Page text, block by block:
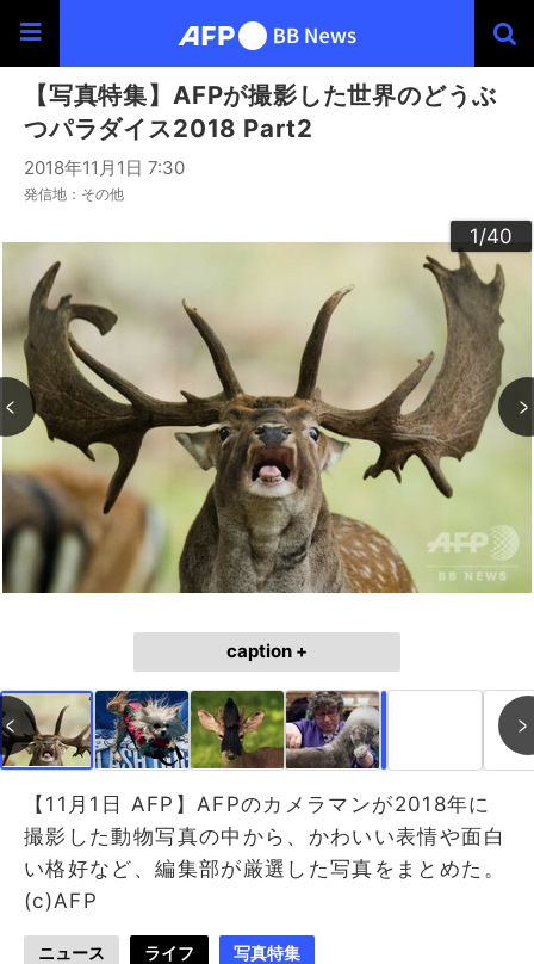
【写真特集】AFPが撮影した世界のどうぶ
つパラダイス2018 Part2
2018年11月1日 7:30
発信地：その他
1/40
2/40
3/40
4/40
5/40
6/40
7/40
8/40
9/40
10/40
11/40
12/40
13/40
14/40
15/40
16/40
17/40
18/40
19/40
20/40
21/40
22/40
23/40
24/40
25/40
26/40
27/40
28/40
29/40
30/40
31/40
32/40
33/40
34/40
35/40
36/40
37/40
38/40
39/40
40/40
caption +
成中 画像作成中
【11月1日 AFP】AFPのカメラマンが2018年に
撮影した動物写真の中から、かわいい表情や面白
い格好など、編集部が厳選した写真をまとめた。
(c)AFP
ニュース ライフ 写真特集